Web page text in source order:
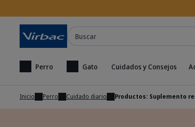
Perro Gato Cuidados y Consejos
Inicio Perro Cuidado diario Productos: Suplemento